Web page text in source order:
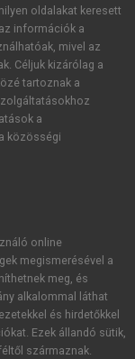
oldalakat keresett
információk a
mivel az
Céljuk kizárólag a
tartoznak a
a
közösségi
online
megismerésével a
meg, és
alkalommal láthat
és hirdetőkkel
Ezek állandó sütik,
származnak.